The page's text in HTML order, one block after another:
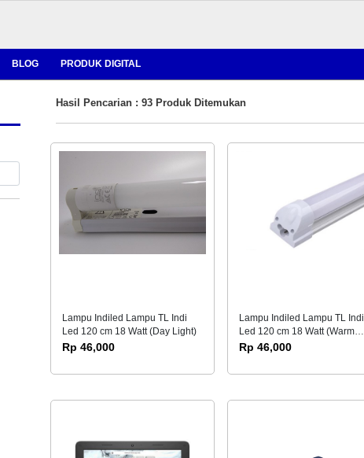
BLOG PRODUK DIGITAL
Hasil Pencarian : 93 Produk Ditemukan
Lampu Indiled Lampu TL Indi
Led 120 cm 18 Watt (Day Light)
Rp 46,000
Lampu Indiled Lampu TL Indi
Led 120 cm 18 Watt (Warm
Light)
Rp 46,000